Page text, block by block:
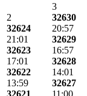
2
32624
21:01
32623
17:01
32622
13:59
32621
3
32630
20:57
32629
16:57
32628
14:01
32627
11:00